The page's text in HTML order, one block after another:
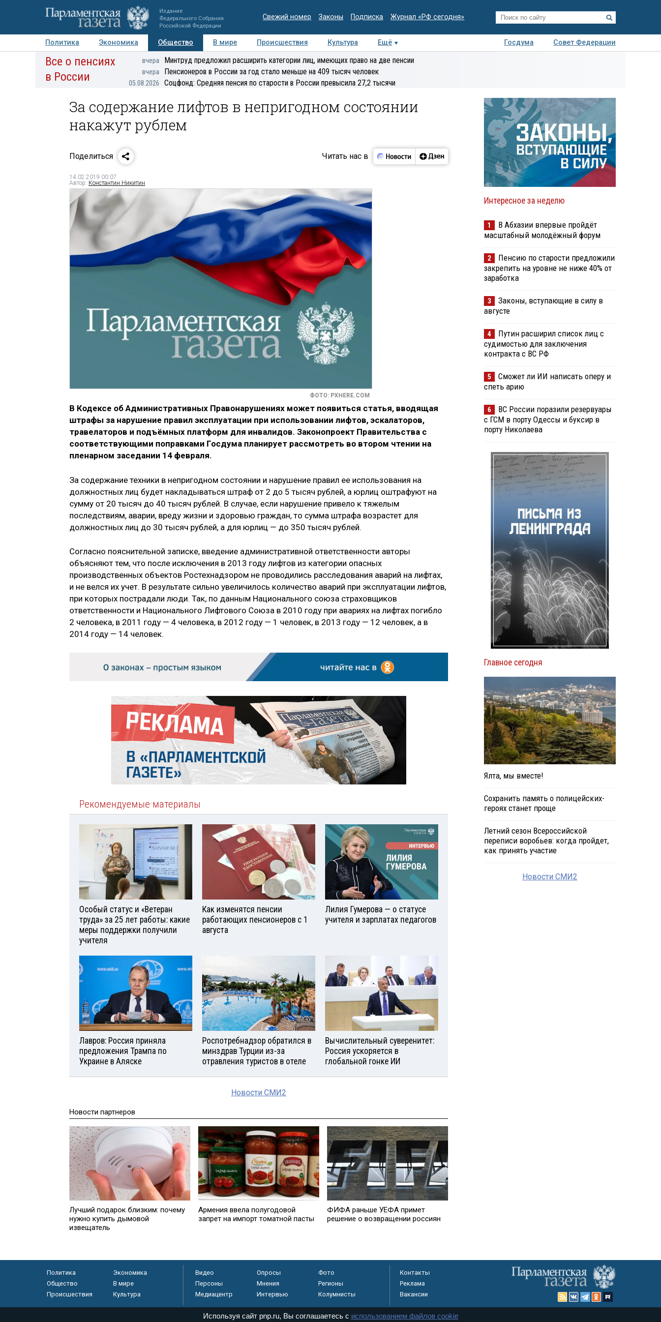
Издание
Федерального Собрания
Российской Федерации
Свежий номер Законы Подписка Журнал «РФ сегодня»
Политика Экономика Общество В мире Происшествия Культура Ещё Госдума
Совет Федерации
Авторы Персоны Мнения Регионы Медиацентр Интервью Колумнисты
Деловая
Все о пенсиях
в России
вчера Минтруд предложил расширить категории лиц, имеющих право на две пенсии
вчера Пенсионеров в России за год стало меньше на 409 тысяч человек
05.08.2026 Соцфонд: Средняя пенсия по старости в России превысила 27,2 тысячи
За содержание лифтов в непригодном состоянии
накажут рублем
Поделиться Читать нас в
14.02.2019 00:07
Автор: Константин Никитин
ФОТО: PXHERE.COM
В Кодексе об Административных Правонарушениях может появиться статья, вводящая
штрафы за нарушение правил эксплуатации при использовании лифтов, эскалаторов,
травелаторов и подъёмных платформ для инвалидов. Законопроект Правительства с
соответствующими поправками Госдума планирует рассмотреть во втором чтении на
пленарном заседании 14 февраля.
За содержание техники в непригодном состоянии и нарушение правил ее использования на
должностных лиц будет накладываться штраф от 2 до 5 тысяч рублей, а юрлиц оштрафуют на
сумму от 20 тысяч до 40 тысяч рублей. В случае, если нарушение привело к тяжелым
последствиям, аварии, вреду жизни и здоровью граждан, то сумма штрафа возрастет для
должностных лиц до 30 тысяч рублей, а для юрлиц — до 350 тысяч рублей.
Согласно пояснительной записке, введение административной ответственности авторы
объясняют тем, что после исключения в 2013 году лифтов из категории опасных
производственных объектов Ростехнадзором не проводились расследования аварий на лифтах,
и не велся их учет. В результате сильно увеличилось количество аварий при эксплуатации лифтов,
при которых пострадали люди. Так, по данным Национального союза страховщиков
ответственности и Национального Лифтового Союза в 2010 году при авариях на лифтах погибло
2 человека, в 2011 году — 4 человека, в 2012 году — 1 человек, в 2013 году — 12 человек, а в
2014 году — 14 человек.
Рекомендуемые материалы
Особый статус и «Ветеран
труда» за 25 лет работы: какие
меры поддержки получили
учителя
Как изменятся пенсии
работающих пенсионеров с 1
августа
Лилия Гумерова — о статусе
учителя и зарплатах педагогов
Лавров: Россия приняла
предложения Трампа по
Украине в Аляске
Роспотребнадзор обратился в
минздрав Турции из-за
отравления туристов в отеле
Вычислительный суверенитет:
Россия ускоряется в
глобальной гонке ИИ
Новости СМИ2
Новости партнеров
Лучший подарок близким: почему
нужно купить дымовой
извещатель
Армения ввела полугодовой
запрет на импорт томатной пасты
ФИФА раньше УЕФА примет
решение о возвращении россиян
Интересное за неделю
1
В Абхазии впервые пройдёт
масштабный молодёжный форум
2
Пенсию по старости предложили
закрепить на уровне не ниже 40% от
заработка
3
Законы, вступающие в силу в
августе
4
Путин расширил список лиц с
судимостью для заключения
контракта с ВС РФ
5
Сможет ли ИИ написать оперу и
спеть арию
6
ВС России поразили резервуары
с ГСМ в порту Одессы и буксир в
порту Николаева
Главное сегодня
Ялта, мы вместе!
Сохранить память о полицейских-
героях станет проще
Летний сезон Всероссийской
переписи воробьев: когда пройдет,
как принять участие
Новости СМИ2
Политика
Экономика
Общество
В мире
Происшествия
Культура
Видео Опросы
Фото
Персоны
Мнения
Регионы
Медиацентр
Интервью Колумнисты
Контакты
Реклама
Вакансии
Используя сайт pnp.ru, Вы соглашаетесь с использованием файлов cookie